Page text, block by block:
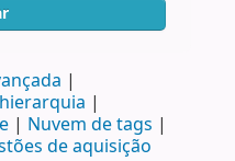
Nuvem de tags
de aquisição